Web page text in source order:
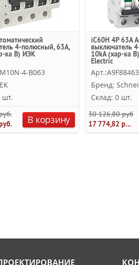
4-полюсный, 63А,
ка B) ИЭК
4-B063
шт.
В корзину
iC60H 4P 63A
выключатель
10kA (хар-ка
Electric
Арт.:A9F88463
Бренд:
Склад: 0 шт.
30 126,80 руб.
17 774,82 руб.